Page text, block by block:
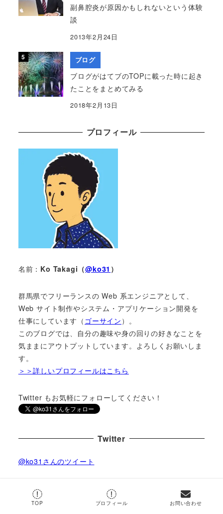
副鼻腔炎が原因かもしれないという体験
談
2013年2月24日
ブログ
ブログがはてブのTOPに載った時に起き
たことをまとめてみる
2018年2月13日
プロフィール
名前： Ko Takagi（@ko31 ）
群馬県でフリーランスの Web 系エンジニアとして、
Web サイト制作やシステム・アプリケーション開発を
仕事にしています（ ゴーサイン ）。
このブログでは、自分の趣味や身の回りの好きなことを
気ままにアウトプットしています。よろしくお願いしま
す。
＞＞詳しいプロフィールはこちら
Twitter もお気軽にフォローしてください！
Twitter
@ko31さんのツイート
by @ko31
TOP プロフィール お問い合わせ